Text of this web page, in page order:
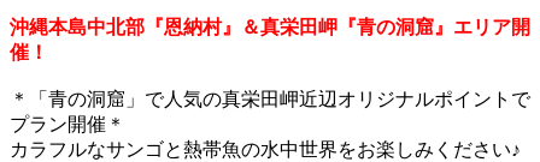
沖縄本島中北部『恩納村』＆真栄田岬『青の洞窟』エリア開
催！
＊「青の洞窟」で人気の真栄田岬近辺オリジナルポイントで
プラン開催＊
カラフルなサンゴと熱帯魚の水中世界をお楽しみください♪